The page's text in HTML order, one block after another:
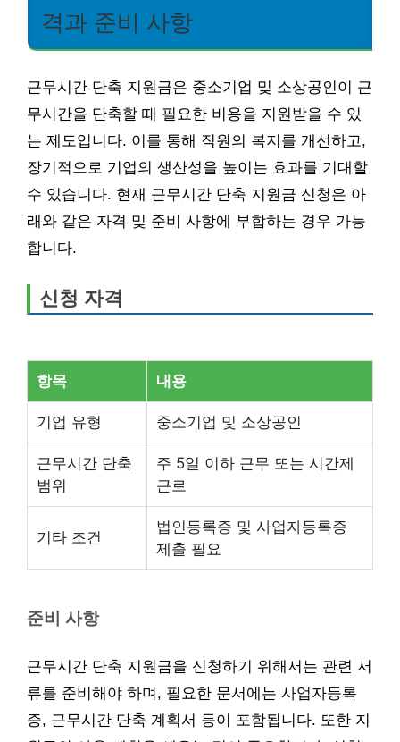
격과 준비 사항
근무시간 단축 지원금은 중소기업 및 소상공인이 근
무시간을 단축할 때 필요한 비용을 지원받을 수 있
는 제도입니다. 이를 통해 직원의 복지를 개선하고,
장기적으로 기업의 생산성을 높이는 효과를 기대할
수 있습니다. 현재 근무시간 단축 지원금 신청은 아
래와 같은 자격 및 준비 사항에 부합하는 경우 가능
합니다.
신청 자격
항목 내용
기업 유형 중소기업 및 소상공인
근무시간 단축
범위
주 5일 이하 근무 또는 시간제
근로
기타 조건
법인등록증 및 사업자등록증
제출 필요
준비 사항
근무시간 단축 지원금을 신청하기 위해서는 관련 서
류를 준비해야 하며, 필요한 문서에는 사업자등록
증, 근무시간 단축 계획서 등이 포함됩니다. 또한 지